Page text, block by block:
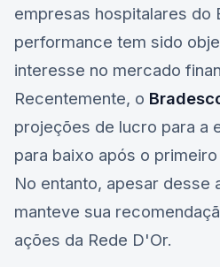
empresas hospitalares do
performance tem sido
interesse no mercado
Recentemente, o
projeções de lucro para a
para baixo após o
No entanto, apesar desse
manteve sua
ações da Rede D'Or.